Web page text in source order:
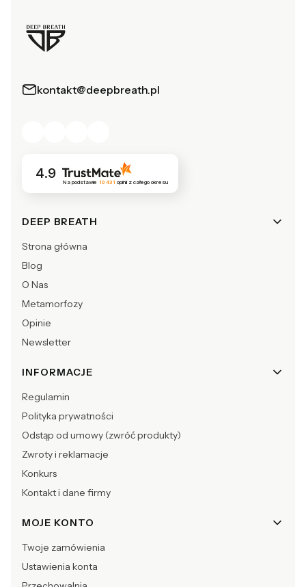
kontakt@deepbreath.pl
4.9
Na podstawie 10 431 opinii z całego okresu
Linki w stopce
DEEP BREATH
Strona główna
Blog
O Nas
Metamorfozy
Opinie
Newsletter
INFORMACJE
Regulamin
Polityka prywatności
Odstąp od umowy (zwróć produkty)
Zwroty i reklamacje
Konkurs
Kontakt i dane firmy
MOJE KONTO
Twoje zamówienia
Ustawienia konta